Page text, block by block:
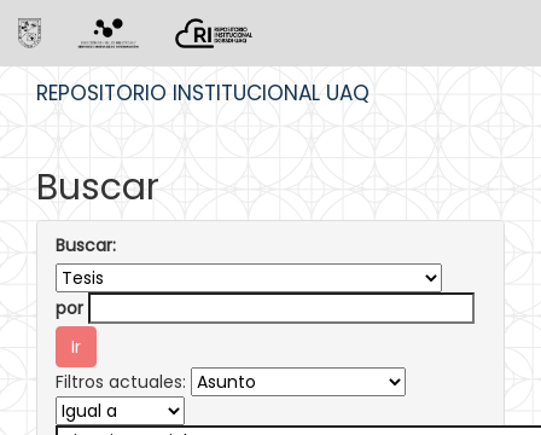
REPOSITORIO INSTITUCIONAL UAQ
Buscar
Buscar:
por
Filtros actuales: